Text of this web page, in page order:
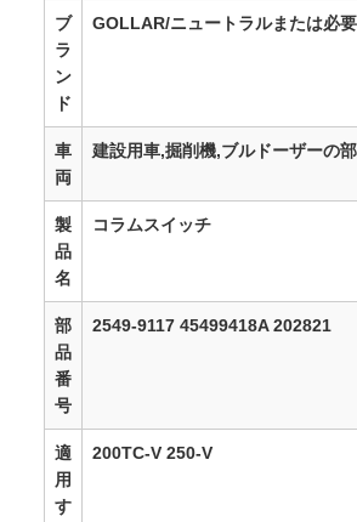
ブ
ラ
ン
ド
GOLLAR/ニュートラルまたは必
車
両
建設用車,掘削機,ブルドーザーの
製
品
名
コラムスイッチ
部
品
番
号
2549-9117 45499418A 202821
適
用
す
200TC-V 250-V